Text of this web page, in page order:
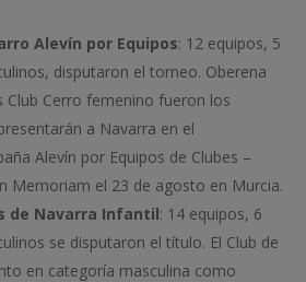
Alevín por Equipos: 12 equipos, 5
disputaron el torneo. Oberena
Club Cerro femenino fueron los
a Navarra en el
Alevín por Equipos de Clubes –
Memoriam el 23 de agosto en Murcia.
de Navarra Infantil: 14 equipos, 6
se disputaron el título. El Club de
en categoría masculina como